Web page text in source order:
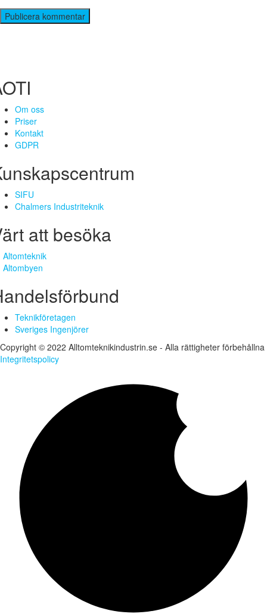
Om oss
Priser
Kontakt
GDPR
SIFU
Chalmers Industriteknik
att besöka
Altomteknik
Altombyen
Teknikföretagen
Sveriges Ingenjörer
Copyright © 2022 Alltomteknikindustrin.se - Alla rättigheter förbehållna
Integritetspolicy